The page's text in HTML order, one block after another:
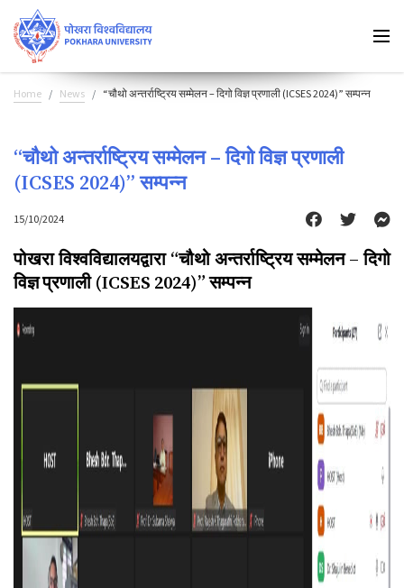
Home News “चौथो अन्तर्राष्ट्रिय सम्मेलन – दिगो विज्ञ प्रणाली (ICSES 2024)” सम्पन्न
“चौथो अन्तर्राष्ट्रिय सम्मेलन – दिगो विज्ञ प्रणाली
(ICSES 2024)” सम्पन्न
15/10/2024
पोखरा विश्वविद्यालयद्वारा “चौथो अन्तर्राष्ट्रिय सम्मेलन –दिगो
विज्ञ प्रणाली (ICSES 2024)”सम्पन्न